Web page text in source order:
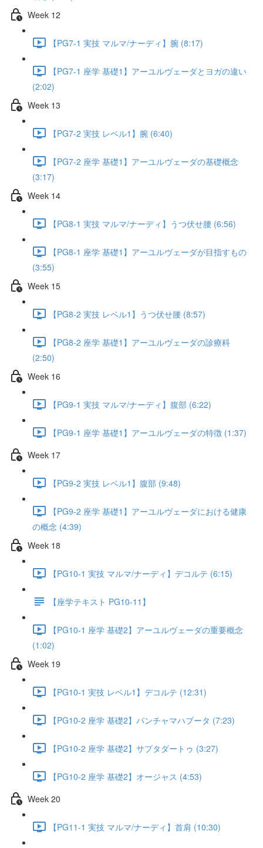
Week 12
【PG7-1 実技 マルマ/ナーディ】腕 (8:17)
【PG7-1 座学 基礎1】アーユルヴェーダとヨガの違い
(2:02)
Week 13
【PG7-2 実技 レベル1】腕 (6:40)
【PG7-2 座学 基礎1】アーユルヴェーダの基礎概念
(3:17)
Week 14
【PG8-1 実技 マルマ/ナーディ】うつ伏せ腰 (6:56)
【PG8-1 座学 基礎1】アーユルヴェーダが目指すもの
(3:55)
Week 15
【PG8-2 実技 レベル1】うつ伏せ腰 (8:57)
【PG8-2 座学 基礎1】アーユルヴェーダの診療科
(2:50)
Week 16
【PG9-1 実技 マルマ/ナーディ】腹部 (6:22)
【PG9-1 座学 基礎1】アーユルヴェーダの特徴 (1:37)
Week 17
【PG9-2 実技 レベル1】腹部 (9:48)
【PG9-2 座学 基礎1】アーユルヴェーダにおける健康
の概念 (4:39)
Week 18
【PG10-1 実技 マルマ/ナーディ】デコルテ (6:15)
【座学テキスト PG10-11】
【PG10-1 座学 基礎2】アーユルヴェーダの重要概念
(1:02)
Week 19
【PG10-1 実技 レベル1】デコルテ (12:31)
【PG10-2 座学 基礎2】パンチャマハブータ (7:23)
【PG10-2 座学 基礎2】サプタダートゥ (3:27)
【PG10-2 座学 基礎2】オージャス (4:53)
Week 20
【PG11-1 実技 マルマ/ナーディ】首肩 (10:30)